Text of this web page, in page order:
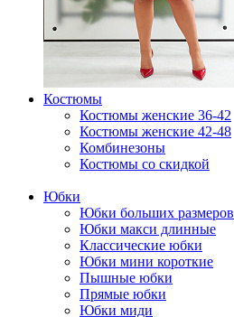
Костюмы
Костюмы женские 36-42
Костюмы женские 42-48
Комбинезоны
Костюмы со скидкой
Юбки
Юбки больших размеров
Юбки макси длинные
Классические юбки
Юбки мини короткие
Пышные юбки
Прямые юбки
Юбки миди